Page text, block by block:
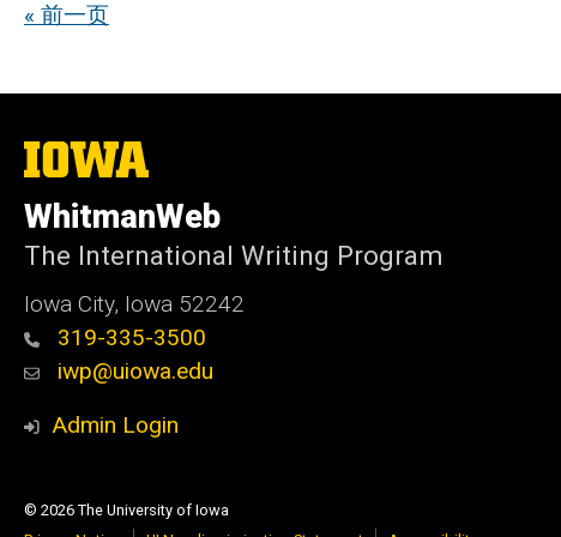
« 前一页
The
University
Iowa
WhitmanWeb
The International Writing Program
Iowa City, Iowa 52242
319-335-3500
iwp@uiowa.edu
Admin Login
© 2026 The University of Iowa